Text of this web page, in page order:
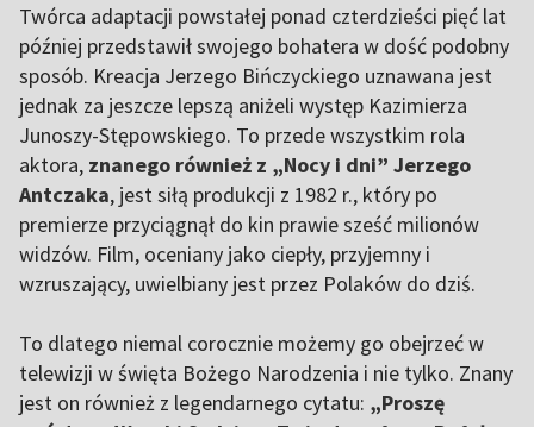
Twórca adaptacji powstałej ponad czterdzieści pięć lat
później przedstawił swojego bohatera w dość podobny
sposób. Kreacja Jerzego Bińczyckiego uznawana jest
jednak za jeszcze lepszą aniżeli występ Kazimierza
Junoszy-Stępowskiego. To przede wszystkim rola
aktora, znanego również z „Nocy i dni” Jerzego
Antczaka, jest siłą produkcji z 1982 r., który po
premierze przyciągnął do kin prawie sześć milionów
widzów. Film, oceniany jako ciepły, przyjemny i
wzruszający, uwielbiany jest przez Polaków do dziś.
To dlatego niemal corocznie możemy go obejrzeć w
telewizji w święta Bożego Narodzenia i nie tylko. Znany
jest on również z legendarnego cytatu: „Proszę